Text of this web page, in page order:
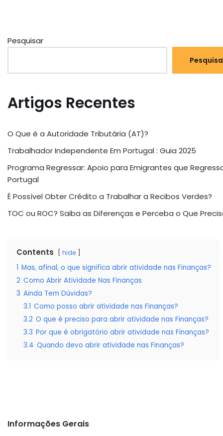
Pesquisar
Artigos Recentes
O Que é a Autoridade Tributária (AT)?
Trabalhador Independente Em Portugal : Guia 2025
Programa Regressar: Apoio para Emigrantes que
Portugal
É Possível Obter Crédito a Trabalhar a Recibos Verdes?
TOC ou ROC? Saiba as Diferenças e Perceba o Que
Contents hide
1 Mas, afinal, o que significa abrir atividade nas Finanças?
2 Como Abrir Atividade Nas Finanças
3 Ainda Tem Dúvidas?
3.1 Como posso abrir atividade nas Finanças?
3.2 O que é preciso para abrir atividade nas Finanças?
3.3 Por que é obrigatório abrir atividade nas Finanças?
3.4 Quando devo abrir atividade nas Finanças?
Informações Gerais